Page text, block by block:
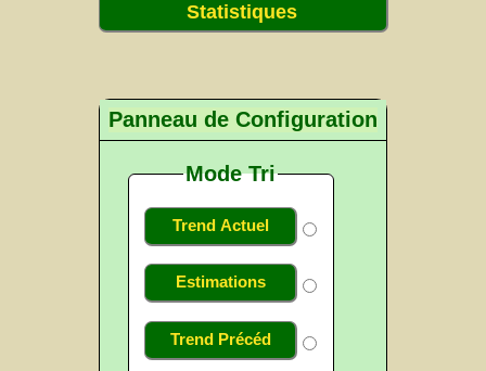
Statistiques
Panneau de Configuration
Mode Tri
Trend Actuel
Estimations
Trend Précéd